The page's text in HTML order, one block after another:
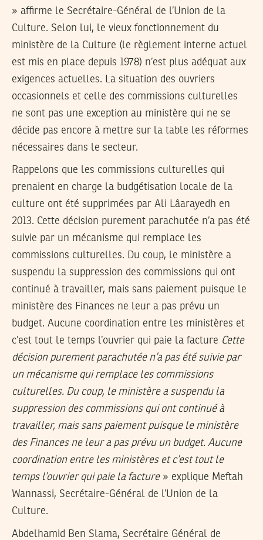
» affirme le Secrétaire-Général de l’Union de la
Culture. Selon lui, le vieux fonctionnement du
ministère de la Culture (le règlement interne actuel
est mis en place depuis 1978) n’est plus adéquat aux
exigences actuelles. La situation des ouvriers
occasionnels et celle des commissions culturelles
ne sont pas une exception au ministère qui ne se
décide pas encore à mettre sur la table les réformes
nécessaires dans le secteur.
Rappelons que les commissions culturelles qui
prenaient en charge la budgétisation locale de la
culture ont été supprimées par Ali Lâarayedh en
2013. Cette décision purement parachutée n’a pas été
suivie par un mécanisme qui remplace les
commissions culturelles. Du coup, le ministère a
suspendu la suppression des commissions qui ont
continué à travailler, mais sans paiement puisque le
ministère des Finances ne leur a pas prévu un
budget. Aucune coordination entre les ministères et
c’est tout le temps l’ouvrier qui paie la facture Cette
décision purement parachutée n’a pas été suivie par
un mécanisme qui remplace les commissions
culturelles. Du coup, le ministère a suspendu la
suppression des commissions qui ont continué à
travailler, mais sans paiement puisque le ministère
des Finances ne leur a pas prévu un budget. Aucune
coordination entre les ministères et c’est tout le
temps l’ouvrier qui paie la facture» explique Meftah
Wannassi, Secrétaire-Général de l’Union de la
Culture.
Abdelhamid Ben Slama, Secrétaire Général de